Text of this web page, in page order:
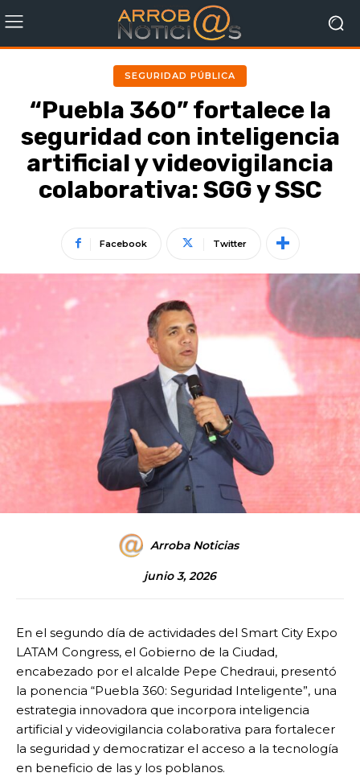
SEGURIDAD PÚBLICA
“Puebla 360” fortalece la
seguridad con inteligencia
artificial y videovigilancia
colaborativa: SGG y SSC
Facebook Twitter
Arroba Noticias
junio 3, 2026
En el segundo día de actividades del Smart City Expo
LATAM Congress, el Gobierno de la Ciudad,
encabezado por el alcalde Pepe Chedraui, presentó
la ponencia “Puebla 360: Seguridad Inteligente”, una
estrategia innovadora que incorpora inteligencia
artificial y videovigilancia colaborativa para fortalecer
la seguridad y democratizar el acceso a la tecnología
en beneficio de las y los poblanos.